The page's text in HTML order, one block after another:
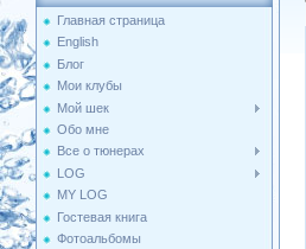
Главная страница
English
Блог
Мои клубы
Мой шек
Обо мне
Все о тюнерах
LOG
MY LOG
Гостевая книга
Фотоальбомы